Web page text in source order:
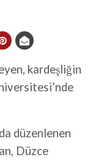
kardeşliğin
düzenlenen
Düzce